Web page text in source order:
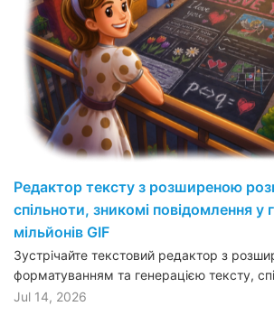
Редактор тексту з розширеною
спільноти, зникомі повідомлення у
мільйонів GIF
Зустрічайте текстовий редактор з
форматуванням та генерацією тексту,
Jul 14, 2026